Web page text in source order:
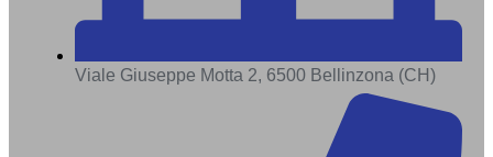
Viale Giuseppe Motta 2, 6500 Bellinzona (CH)